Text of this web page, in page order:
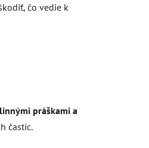
čo vedie k
práškami a
častíc.